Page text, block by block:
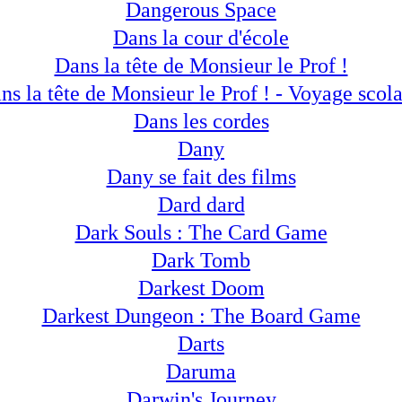
Dangerous Space
Dans la cour d'école
Dans la tête de Monsieur le Prof !
la tête de Monsieur le Prof ! - Voyage
Dans les cordes
Dany
Dany se fait des films
Dard dard
Dark Souls : The Card Game
Dark Tomb
Darkest Doom
Darkest Dungeon : The Board Game
Darts
Daruma